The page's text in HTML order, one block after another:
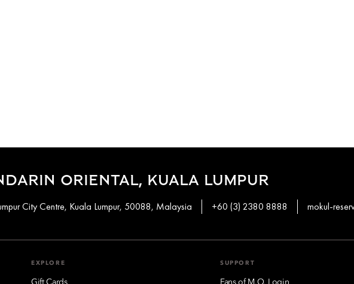
ORIENTAL, KUALA LUMPUR
City Centre, Kuala Lumpur, 50088, Malaysia +60 (3) 2380 8888 mokul-
EXPLORE
Gift Cards
SUPPORT
Fans of M.O. Login